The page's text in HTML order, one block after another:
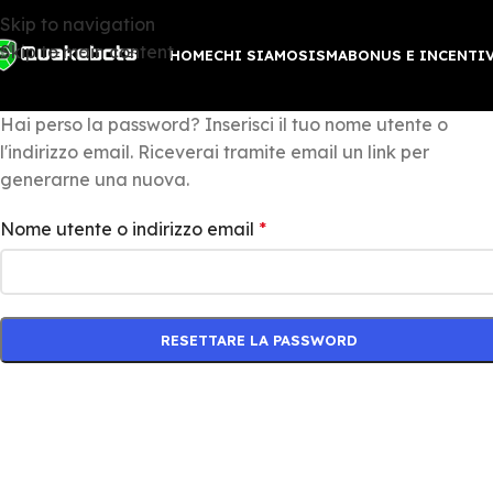
Skip to navigation
Skip to main contentHOMECHI SIAMOSISMABONUS E
Hai perso la password? Inserisci il tuo nome utente o
l'indirizzo email. Riceverai tramite email un link per
generarne una nuova.
Nome utente o indirizzo email *
RESETTARE LA PASSWORD